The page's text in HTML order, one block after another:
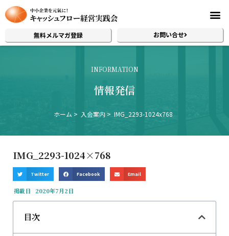
無料メルマガ登録 お問い合せ
INFORMATION
情報発信
ホーム 入会案内 IMG_2293-1024x768
IMG_2293-1024×768
Twitter Facebook Email
掲載日 2020年7月2日
目次